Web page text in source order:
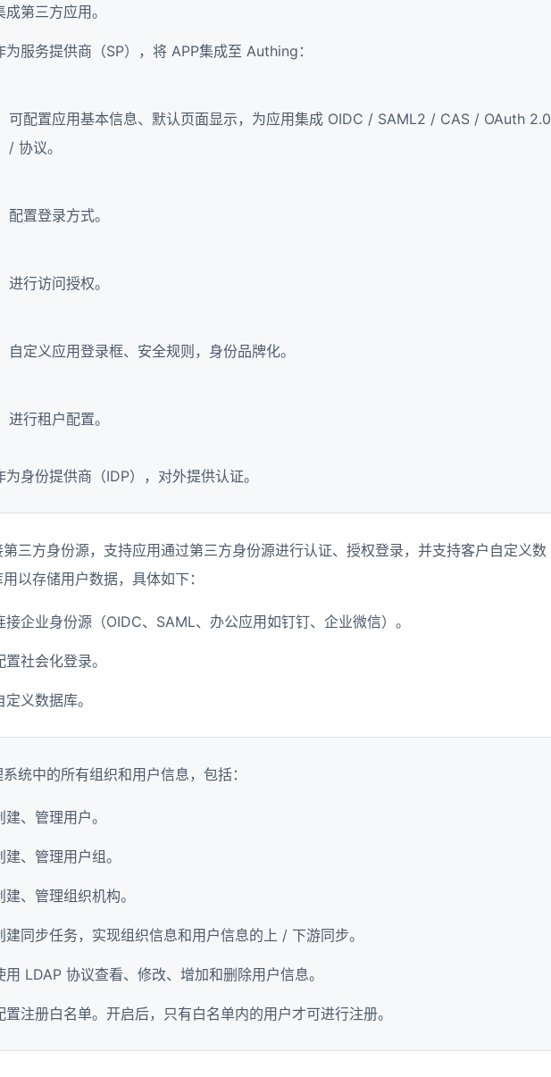
成第三方应用。
为服务提供商（SP），将 APP集成至 Authing：
可配置应用基本信息、默认页面显示，为应用集成 OIDC / SAML2 / CAS / OAuth 2.0
/ 协议。
配置登录方式。
进行访问授权。
自定义应用登录框、安全规则，身份品牌化。
进行租户配置。
为身份提供商（IDP），对外提供认证。
第三方身份源，支持应用通过第三方身份源进行认证、授权登录，并支持客户自定义数
以存储用户数据，具体如下：
接企业身份源（OIDC、SAML、办公应用如钉钉、企业微信）。
置社会化登录。
定义数据库。
统中的所有组织和用户信息，包括：
建、管理用户。
建、管理用户组。
建、管理组织机构。
建同步任务，实现组织信息和用户信息的上 / 下游同步。
用 LDAP 协议查看、修改、增加和删除用户信息。
置注册白名单。开启后，只有白名单内的用户才可进行注册。